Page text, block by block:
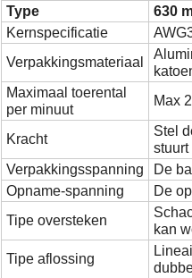
Type
630
Kernspecificatie
Verpakkingsmateriaal
Maximaal toerental
per minuut
Max
Kracht
Stel
stuurt
Verpakkingsspanning
De
Opname-spanning
De
Tipe oversteken
kan
Tipe aflossing